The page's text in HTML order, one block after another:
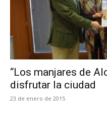
“Los manjares de
disfrutar la ciudad
23 de enero de 2015